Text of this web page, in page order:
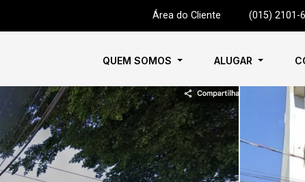
Área do Cliente (015) 2101-
QUEM SOMOS ALUGAR